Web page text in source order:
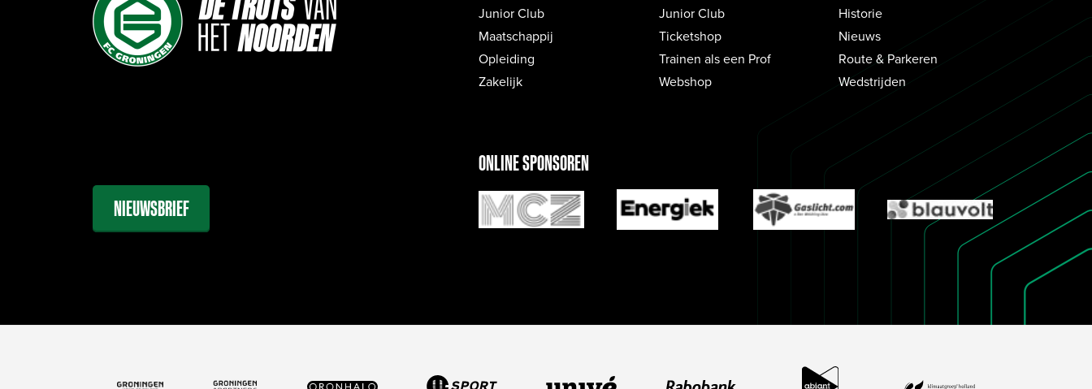
Junior Club
Maatschappij
Opleiding
Zakelijk
Junior Club
Ticketshop
Trainen als een Prof
Webshop
Historie
Nieuws
Route & Parkeren
Wedstrijden
NIEUWSBRIEF
ONLINE SPONSOREN